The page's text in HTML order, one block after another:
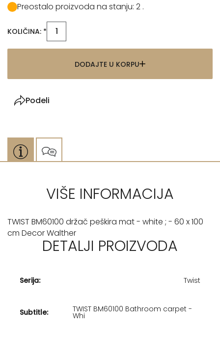
Preostalo proizvoda na stanju: 2 .
KOLIČINA: *
DODAJTE U KORPU
Podeli
VIŠE INFORMACIJA
TWIST BM60100 držač peškira mat - white ; - 60 x 100
cm Decor Walther
DETALJI PROIZVODA
Serija: Twist
Subtitle: TWIST BM60100 Bathroom carpet -
Whi